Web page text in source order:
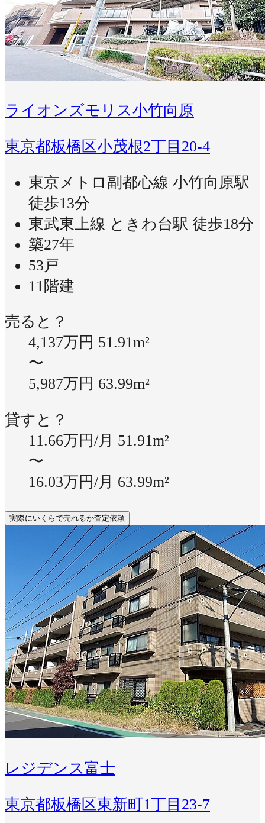
ライオンズモリス小竹向原
東京都板橋区小茂根2丁目20-4
東京メトロ副都心線 小竹向原駅
徒歩13分
東武東上線 ときわ台駅 徒歩18分
築27年
53戸
11階建
売ると？
4,137万円 51.91m²
〜
5,987万円 63.99m²
貸すと？
11.66万円/月 51.91m²
〜
16.03万円/月 63.99m²
実際にいくらで売れるか査定依頼
レジデンス富士
東京都板橋区東新町1丁目23-7